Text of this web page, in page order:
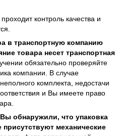
контроль качества и
в транспортную компанию
товара несет транспортная
обязательно проверяйте
компании. В случае
комплекта, недостачи
и Вы имеете право
обнаружили, что упаковка
механические